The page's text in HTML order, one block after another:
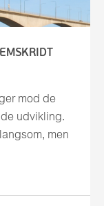
mod de
udvikling.
men